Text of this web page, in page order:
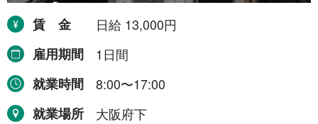
賃金
日給 13,000円
雇用期間
1日間
就業時間
8:00〜17:00
就業場所
大阪府下